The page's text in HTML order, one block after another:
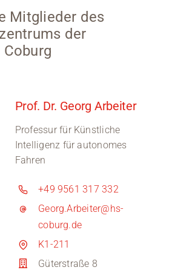
Mitglieder des
der
Prof. Dr. Georg Arbeiter
Professur für Künstliche
Intelligenz für autonomes
Fahren
+49 9561 317 332
Georg.Arbeiter@hs-
coburg.de
K1-211
Güterstraße 8